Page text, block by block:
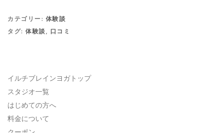
カテゴリー: 体験談
タグ: 体験談, 口コミ
イルチブレインヨガトップ
スタジオ一覧
はじめての方へ
料金について